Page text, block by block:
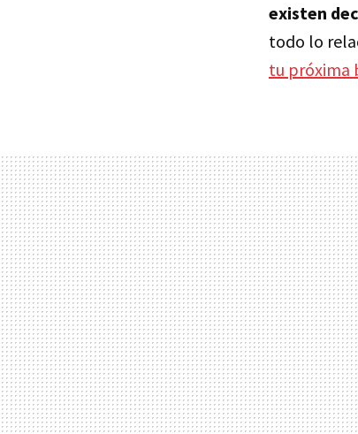
existen
todo lo
tu próxima